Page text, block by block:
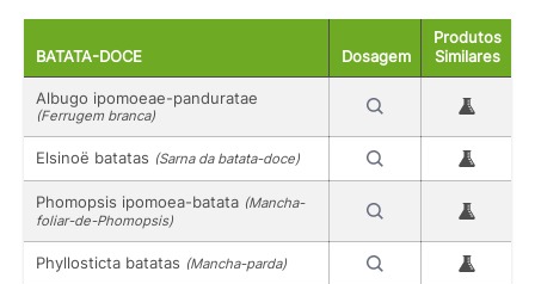
BATATA-DOCE Dosagem
Produtos
Similares
Albugo ipomoeae-panduratae
(Ferrugem branca)
Elsinoë batatas (Sarna da batata-doce)
Phomopsis ipomoea-batata (Mancha-
foliar-de-Phomopsis)
Phyllosticta batatas (Mancha-parda)